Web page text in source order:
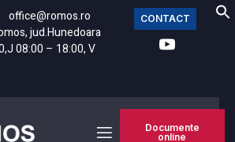
office@romos.ro
jud.Hunedoara
08:00 – 18:00, V
CONTACT
Documente
online